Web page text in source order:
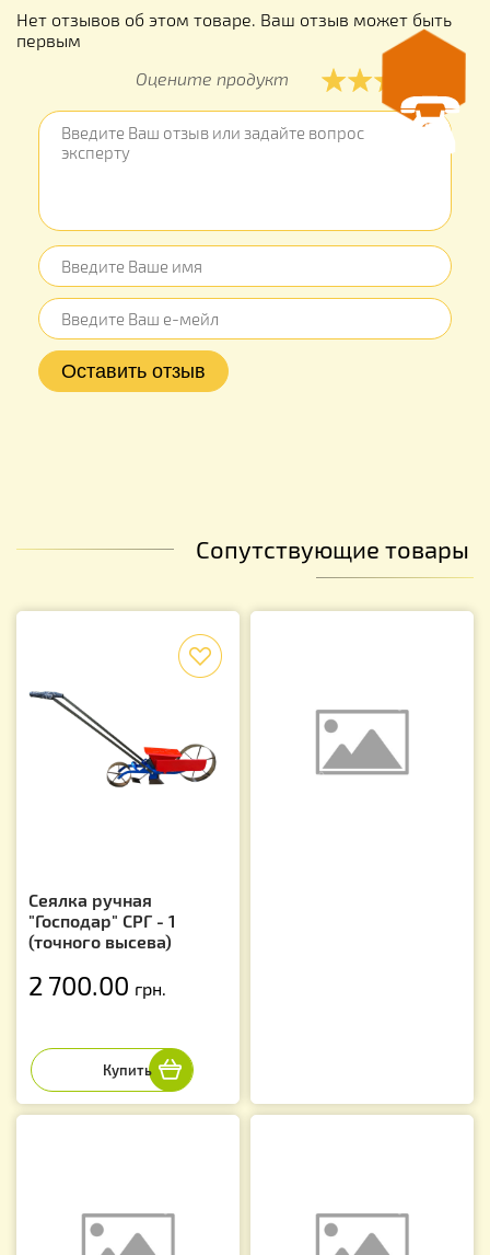
Нет отзывов об этом товаре. Ваш отзыв может быть
первым
Оцените продукт
Сопутствующие товары
Сеялка ручная
"Господар" СРГ - 1
(точного высева)
2 700.00 грн.